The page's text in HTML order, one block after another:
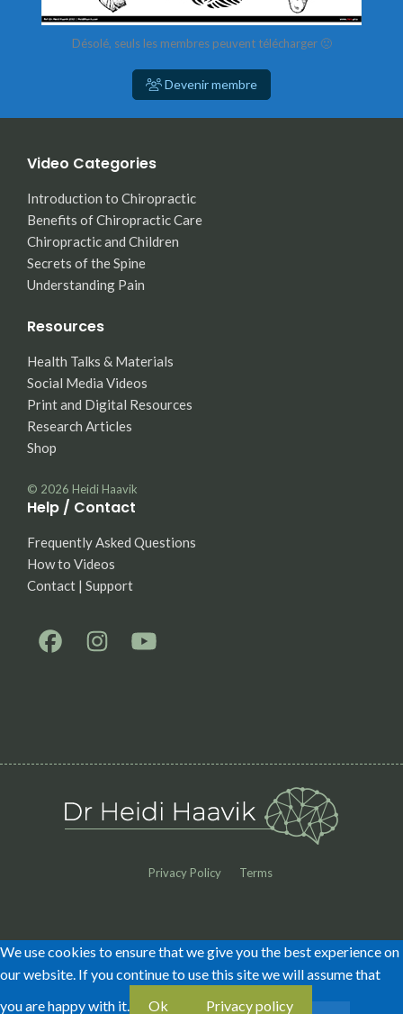
Désolé, seuls les membres peuvent télécharger 🙁
Devenir membre
Video Categories
Introduction to Chiropractic
Benefits of Chiropractic Care
Chiropractic and Children
Secrets of the Spine
Understanding Pain
Resources
Health Talks & Materials
Social Media Videos
Print and Digital Resources
Research Articles
Shop
© 2026 Heidi Haavik
Help / Contact
Frequently Asked Questions
How to Videos
Contact | Support
Privacy Policy Terms
We use cookies to ensure that we give you the best experience on
our website. If you continue to use this site we will assume that
you are happy with it.
Ok Privacy policy